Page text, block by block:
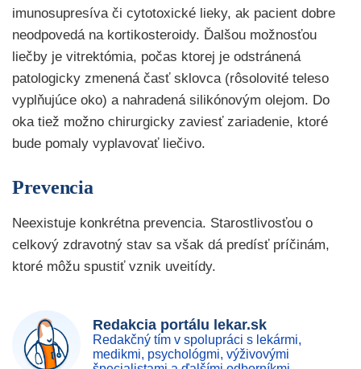
imunosupresíva či cytotoxické lieky, ak pacient dobre
neodpovedá na kortikosteroidy. Ďalšou možnosťou
liečby je vitrektómia, počas ktorej je odstránená
patologicky zmenená časť sklovca (rôsolovité teleso
vyplňujúce oko) a nahradená silikónovým olejom. Do
oka tiež možno chirurgicky zaviesť zariadenie, ktoré
bude pomaly vyplavovať liečivo.
Prevencia
Neexistuje konkrétna prevencia. Starostlivosťou o
celkový zdravotný stav sa však dá predísť príčinám,
ktoré môžu spustiť vznik uveitídy.
Redakcia portálu lekar.sk
Redakčný tím v spolupráci s lekármi,
medikmi, psychológmi, výživovými